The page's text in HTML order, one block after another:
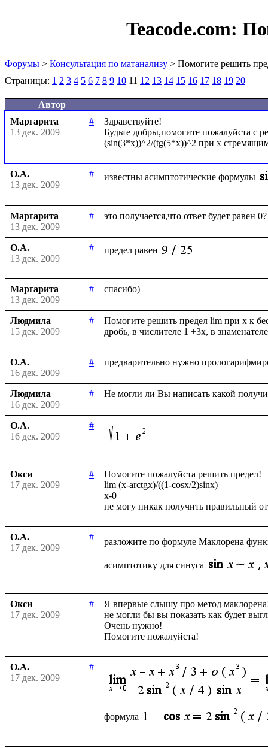
Teacode.com:
Форумы > Консультация по матанализу > Помогите решить
Страницы: 1 2 3 4 5 6 7 8 9 10 11 12 13 14 15 16 17 18 19 20
Автор
Маргарита
#
13 дек. 2009
Здравствуйте!
Будьте добры,помогите пожалуйста с
О.А.
#
13 дек. 2009
известны асимптотические формулы
Маргарита
#
13 дек. 2009
О.А.
#
13 дек. 2009
предел равен
Маргарита
#
13 дек. 2009
Людмила
#
15 дек. 2009
Помогите решить предел lim при х к
О.А.
#
16 дек. 2009
Людмила
#
16 дек. 2009
О.А.
#
16 дек. 2009
Окси
#
17 дек. 2009
Помогите пожалуйста решить предел!
lim (x-arctgx)/((1-cosx/2)sinx)
x-0
О.А.
#
17 дек. 2009
разложите по формуле Маклорена
асимптотику для синуса
Окси
#
17 дек. 2009
Я впервые слышу про метод
не могли бы вы показать как будет
Очень нужно!
О.А.
#
17 дек. 2009
формула